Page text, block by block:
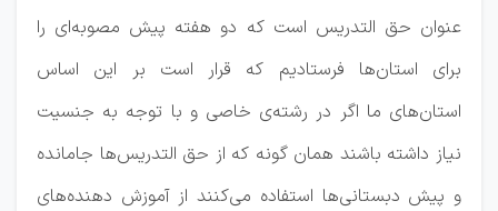
عنوان حق التدریس است که دو هفته پیش مصوبه‌ای را
برای استان‌ها فرستادیم که قرار است بر این اساس
استان‌های ما اگر در رشته‌ی خاصی و با توجه به جنسیت
نیاز داشته باشند همان گونه که از حق التدریس‌ها جامانده
و پیش دبستانی‌ها استفاده می‌کنند از آموزش دهنده‌های